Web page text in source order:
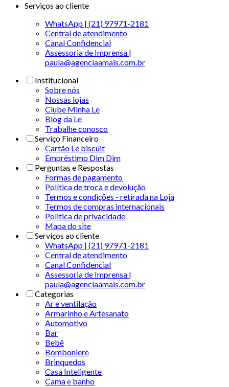
Serviços ao cliente
WhatsApp | (21) 97971-2181
Central de atendimento
Canal Confidencial
Assessoria de Imprensa |
paula@agenciaamais.com.br
Institucional
Sobre nós
Nossas lojas
Clube Minha Le
Blog da Le
Trabalhe conosco
Serviço Financeiro
Cartão Le biscuit
Empréstimo Dim Dim
Perguntas e Respostas
Formas de pagamento
Política de troca e devolução
Termos e condições - retirada na Loja
Termos de compras internacionais
Politica de privacidade
Mapa do site
Serviços ao cliente
WhatsApp | (21) 97971-2181
Central de atendimento
Canal Confidencial
Assessoria de Imprensa |
paula@agenciaamais.com.br
Categorias
Ar e ventilação
Armarinho e Artesanato
Automotivo
Bar
Bebê
Bomboniere
Brinquedos
Casa Inteligente
Cama e banho